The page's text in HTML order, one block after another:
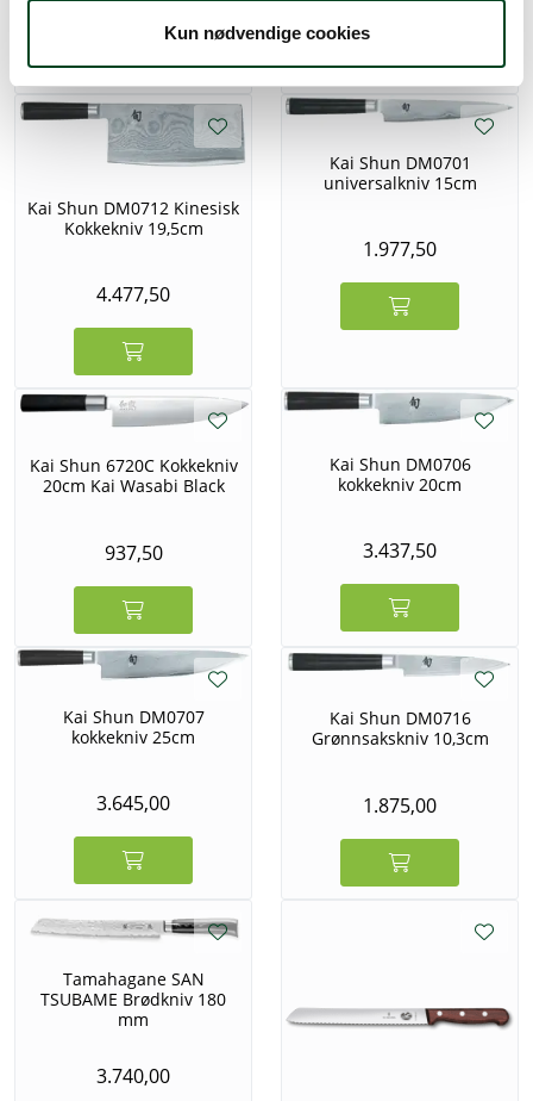
Kun nødvendige cookies
Kai Shun DM0712 Kinesisk
Kokkekniv 19,5cm
4.477,50
Kai Shun DM0701
universalkniv 15cm
1.977,50
Kai Shun 6720C Kokkekniv
20cm Kai Wasabi Black
937,50
Kai Shun DM0706
kokkekniv 20cm
3.437,50
Kai Shun DM0707
kokkekniv 25cm
3.645,00
Kai Shun DM0716
Grønnsakskniv 10,3cm
1.875,00
Tamahagane SAN
TSUBAME Brødkniv 180
mm
3.740,00